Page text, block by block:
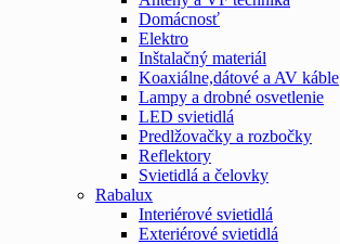
Domácnosť
Elektro
Inštalačný materiál
Koaxiálne,dátové a AV káble
Lampy a drobné osvetlenie
LED svietidlá
Predlžovačky a rozbočky
Reflektory
Svietidlá a čelovky
Rabalux
Interiérové svietidlá
Exteriérové svietidlá